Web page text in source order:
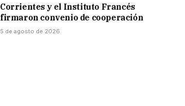
Corrientes y el Instituto Francés
firmaron convenio de cooperación
5 de agosto de 2026